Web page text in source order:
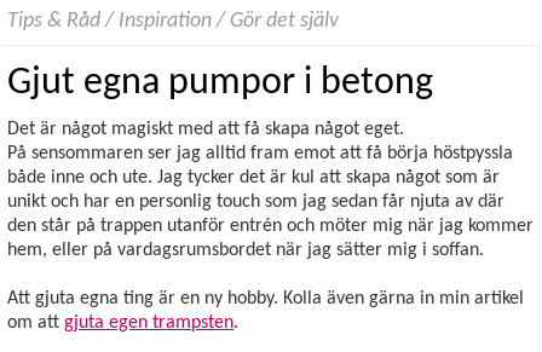
Tips & Råd/ Inspiration/ Gör det själv
Gjut egna pumpor i betong
Det är något magiskt med att få skapa något eget.
På sensommaren ser jag alltid fram emot att få börja höstpyssla
både inne och ute. Jag tycker det är kul att skapa något som är
unikt och har en personlig touch som jag sedan får njuta av där
den står på trappen utanför entrén och möter mig när jag kommer
hem, eller på vardagsrumsbordet när jag sätter mig i soffan.
Att gjuta egna ting är en ny hobby. Kolla även gärna in min artikel
om att gjuta egen trampsten.